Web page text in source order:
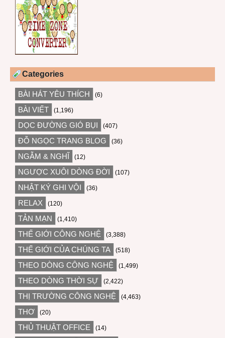
Categories
BÀI HÁT YÊU THÍCH (6)
BÀI VIẾT (1,196)
DỌC ĐƯỜNG GIÓ BỤI (407)
ĐỖ NGỌC TRANG BLOG (36)
NGẪM & NGHĨ (12)
NGƯỢC XUÔI DÒNG ĐỜI (107)
NHẬT KÝ GHI VỘI (36)
RELAX (120)
TẢN MẠN (1,410)
THẾ GIỚI CÔNG NGHỆ (3,388)
THẾ GIỚI CỦA CHÚNG TA (518)
THEO DÒNG CÔNG NGHỆ (1,499)
THEO DÒNG THỜI SỰ (2,422)
THỊ TRƯỜNG CÔNG NGHỆ (4,463)
THƠ (20)
THỦ THUẬT OFFICE (14)